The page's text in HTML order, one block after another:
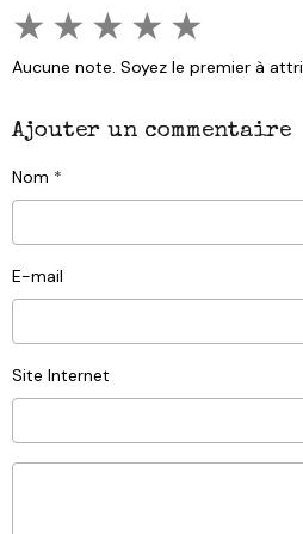
★ ★ ★ ★ ★
Aucune note. Soyez le premier à
Ajouter un commentaire
Nom
E-mail
Site Internet